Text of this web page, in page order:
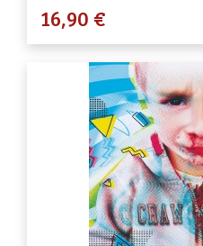
16,90 €